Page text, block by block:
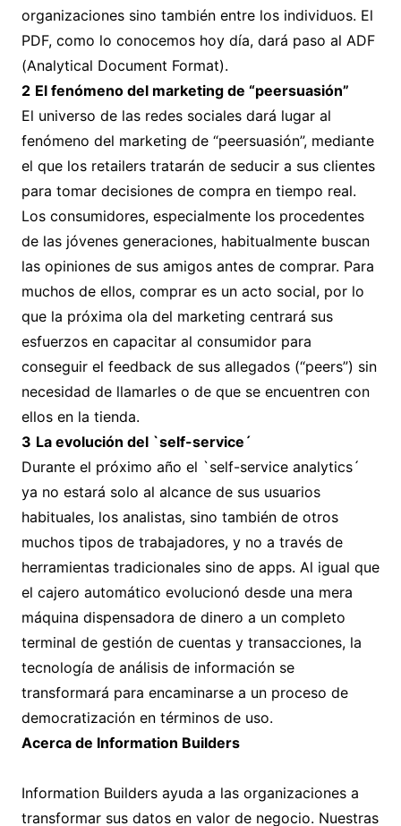
organizaciones sino también entre los individuos. El
PDF, como lo conocemos hoy día, dará paso al ADF
(Analytical Document Format).
2 El fenómeno del marketing de “peersuasión”
El universo de las redes sociales dará lugar al
fenómeno del marketing de “peersuasión”, mediante
el que los retailers tratarán de seducir a sus clientes
para tomar decisiones de compra en tiempo real.
Los consumidores, especialmente los procedentes
de las jóvenes generaciones, habitualmente buscan
las opiniones de sus amigos antes de comprar. Para
muchos de ellos, comprar es un acto social, por lo
que la próxima ola del marketing centrará sus
esfuerzos en capacitar al consumidor para
conseguir el feedback de sus allegados (“peers”) sin
necesidad de llamarles o de que se encuentren con
ellos en la tienda.
3 La evolución del `self-service´
Durante el próximo año el `self-service analytics´
ya no estará solo al alcance de sus usuarios
habituales, los analistas, sino también de otros
muchos tipos de trabajadores, y no a través de
herramientas tradicionales sino de apps. Al igual que
el cajero automático evolucionó desde una mera
máquina dispensadora de dinero a un completo
terminal de gestión de cuentas y transacciones, la
tecnología de análisis de información se
transformará para encaminarse a un proceso de
democratización en términos de uso.
Acerca de Information Builders
Information Builders ayuda a las organizaciones a
transformar sus datos en valor de negocio. Nuestras